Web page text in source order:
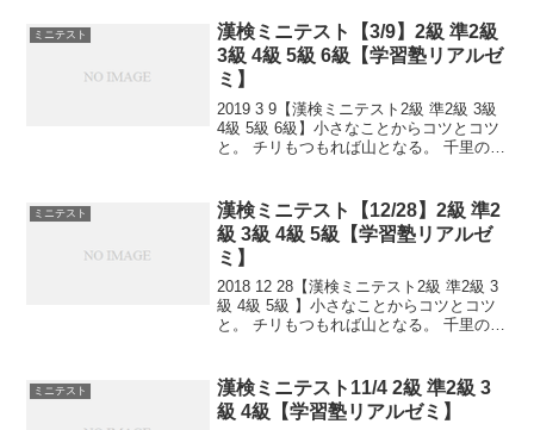
ミニテスト
漢検ミニテスト【3/9】2級 準2級
3級 4級 5級 6級【学習塾リアルゼ
ミ】
2019 3 9【漢検ミニテスト2級 準2級 3級
4級 5級 6級】小さなことからコツとコツ
と。 チリもつもれば山となる。 千里の道
問題と熟語問題などの出来具合が...
ミニテスト
漢検ミニテスト【12/28】2級 準2
級 3級 4級 5級【学習塾リアルゼ
ミ】
2018 12 28【漢検ミニテスト2級 準2級 3
級 4級 5級 】小さなことからコツとコツ
と。 チリもつもれば山となる。 千里の道
は皆さんだいたいできますが、 ...
ミニテスト
漢検ミニテスト11/4 2級 準2級 3
級 4級【学習塾リアルゼミ】